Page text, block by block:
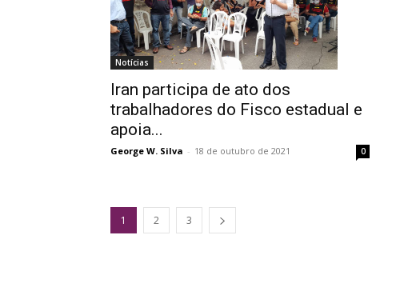
Notícias
Iran participa de ato dos
trabalhadores do Fisco estadual e
apoia...
George W. Silva - 18 de outubro de 2021 0
1 2 3